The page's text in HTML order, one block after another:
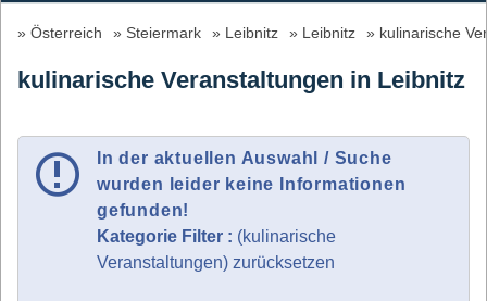
Österreich Steiermark Leibnitz Leibnitz kulinarische
kulinarische Veranstaltungen in Leibnitz
In der aktuellen Auswahl / Suche
wurden leider keine Informationen
gefunden!
Kategorie Filter : (kulinarische
Veranstaltungen) zurücksetzen